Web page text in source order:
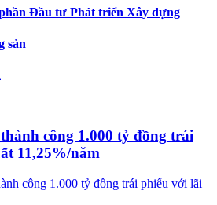
Đầu tư Phát triển Xây dựng
sản
công 1.000 tỷ đồng trái
11,25%/năm